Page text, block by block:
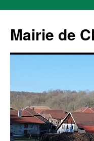
Mairie de